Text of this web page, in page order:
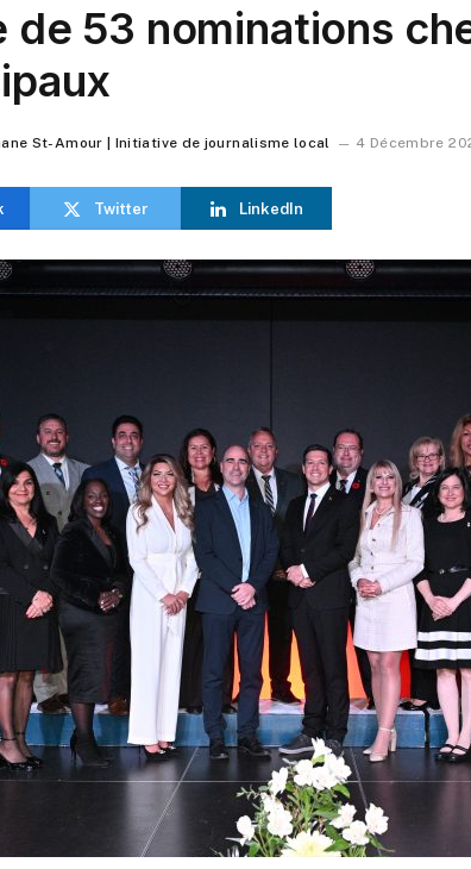
de 53 nominations
St-Amour | Initiative de journalisme local 4 Décembre
Twitter LinkedIn